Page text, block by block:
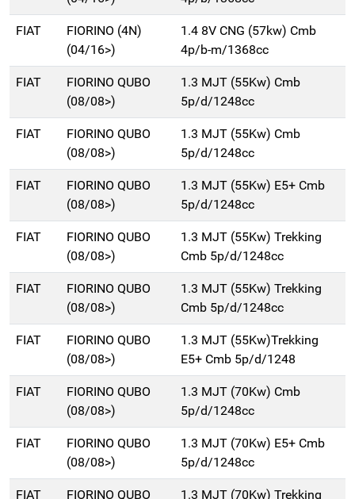
FIAT
FIORINO (4N)
(04/16>)
1.4 8V CNG (57kw) Cmb
4p/b-m/1368cc
FIAT
FIORINO QUBO
(08/08>)
1.3 MJT (55Kw) Cmb
5p/d/1248cc
FIAT
FIORINO QUBO
(08/08>)
1.3 MJT (55Kw) Cmb
5p/d/1248cc
FIAT
FIORINO QUBO
(08/08>)
1.3 MJT (55Kw) E5+ Cmb
5p/d/1248cc
FIAT
FIORINO QUBO
(08/08>)
1.3 MJT (55Kw) Trekking
Cmb 5p/d/1248cc
FIAT
FIORINO QUBO
(08/08>)
1.3 MJT (55Kw) Trekking
Cmb 5p/d/1248cc
FIAT
FIORINO QUBO
(08/08>)
1.3 MJT (55Kw)Trekking
E5+ Cmb 5p/d/1248
FIAT
FIORINO QUBO
(08/08>)
1.3 MJT (70Kw) Cmb
5p/d/1248cc
FIAT
FIORINO QUBO
(08/08>)
1.3 MJT (70Kw) E5+ Cmb
5p/d/1248cc
FIAT FIORINO QUBO 1.3 MJT (70Kw) Trekking